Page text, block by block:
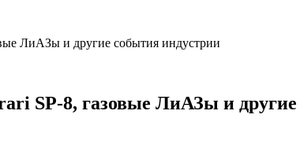
ЛиАЗы и другие события индустрии
SP-8, газовые ЛиАЗы и